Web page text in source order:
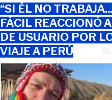
“SI ÉL NO
FÁCIL REACCIONÓ
DE USUARIO POR
VIAJE A PERÚ